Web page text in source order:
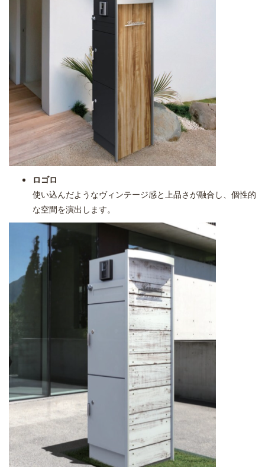
ロゴロ
使い込んだようなヴィンテージ感と上品さが融合し、個性的
な空間を演出します。